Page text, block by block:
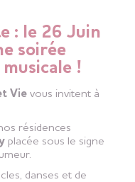
: le 26 Juin
soirée
!
Vie vous invitent à
résidences
placée sous le signe
danses et de